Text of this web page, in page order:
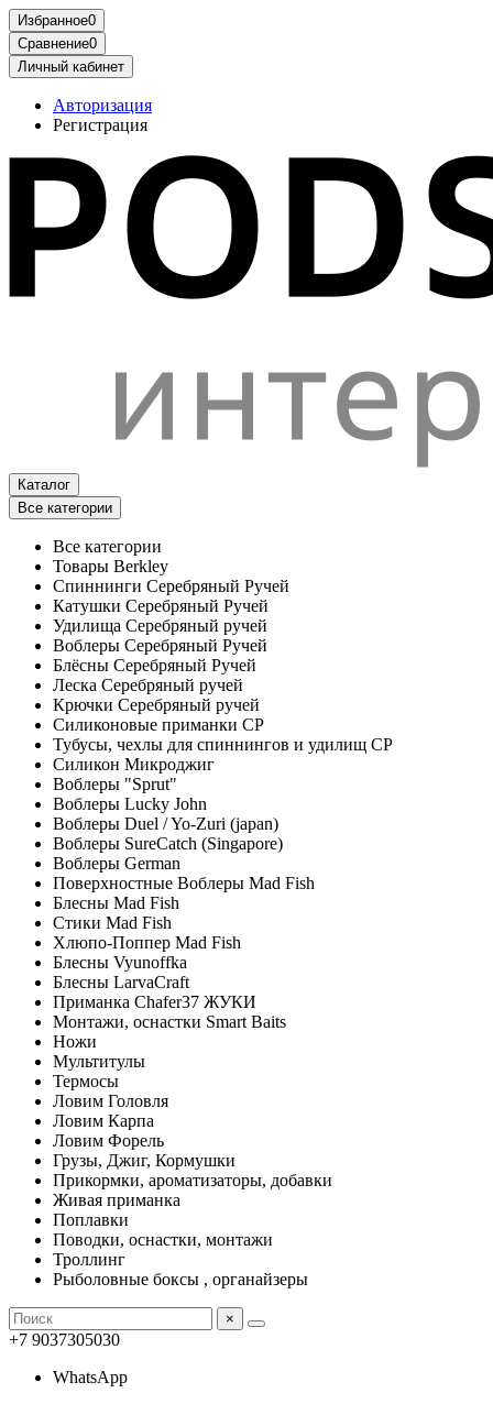
Избранное0
Сравнение0
Личный кабинет
Авторизация
Регистрация
Каталог
Все категории
Все категории
Товары Berkley
Спиннинги Серебряный Ручей
Катушки Серебряный Ручей
Удилища Серебряный ручей
Воблеры Серебряный Ручей
Блёсны Серебряный Ручей
Леска Серебряный ручей
Крючки Серебряный ручей
Силиконовые приманки СР
Тубусы, чехлы для спиннингов и удилищ СР
Силикон Микроджиг
Воблеры "Sprut"
Воблеры Lucky John
Воблеры Duel / Yo-Zuri (japan)
Воблеры SureCatch (Singapore)
Воблеры German
Поверхностные Воблеры Mad Fish
Блесны Mad Fish
Стики Mad Fish
Хлюпо-Поппер Mad Fish
Блесны Vyunoffka
Блесны LarvaCraft
Приманка Chafer37 ЖУКИ
Монтажи, оснастки Smart Baits
Ножи
Мультитулы
Термосы
Ловим Головля
Ловим Карпа
Ловим Форель
Грузы, Джиг, Кормушки
Прикормки, ароматизаторы, добавки
Живая приманка
Поплавки
Поводки, оснастки, монтажи
Троллинг
Рыболовные боксы , органайзеры
×
+7 9037305030
WhatsApp